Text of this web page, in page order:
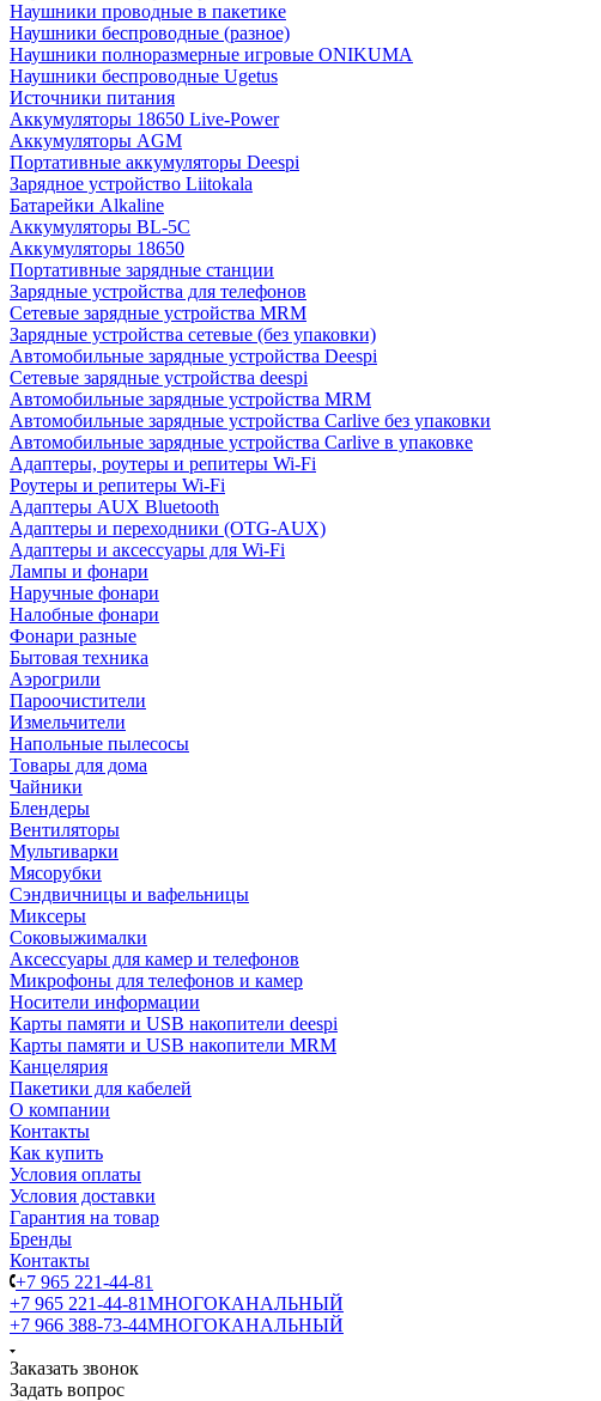
Наушники проводные в пакетике
Наушники беспроводные (разное)
Наушники полноразмерные игровые ONIKUMA
Наушники беспроводные Ugetus
Источники питания
Аккумуляторы 18650 Live-Power
Аккумуляторы АGM
Портативные аккумуляторы Deespi
Зарядное устройство Liitokala
Батарейки Alkaline
Аккумуляторы BL-5C
Аккумуляторы 18650
Портативные зарядные станции
Зарядные устройства для телефонов
Сетевые зарядные устройства MRM
Зарядные устройства сетевые (без упаковки)
Автомобильные зарядные устройства Deespi
Сетевые зарядные устройства deespi
Автомобильные зарядные устройства MRM
Автомобильные зарядные устройства Carlive без упаковки
Автомобильные зарядные устройства Carlive в упаковке
Адаптеры, роутеры и репитеры Wi-Fi
Роутеры и репитеры Wi-Fi
Адаптеры AUX Bluetooth
Адаптеры и переходники (OTG-AUX)
Адаптеры и аксессуары для Wi-Fi
Лампы и фонари
Наручные фонари
Налобные фонари
Фонари разные
Бытовая техника
Аэрогрили
Пароочистители
Измельчители
Напольные пылесосы
Товары для дома
Чайники
Блендеры
Вентиляторы
Мультиварки
Мясорубки
Сэндвичницы и вафельницы
Миксеры
Соковыжималки
Аксессуары для камер и телефонов
Микрофоны для телефонов и камер
Носители информации
Карты памяти и USB накопители deespi
Карты памяти и USB накопители MRM
Канцелярия
Пакетики для кабелей
О компании
Контакты
Как купить
Условия оплаты
Условия доставки
Гарантия на товар
Бренды
Контакты
+7 965 221-44-81
+7 965 221-44-81МНОГОКАНАЛЬНЫЙ
+7 966 388-73-44МНОГОКАНАЛЬНЫЙ
Заказать звонок
Задать вопрос